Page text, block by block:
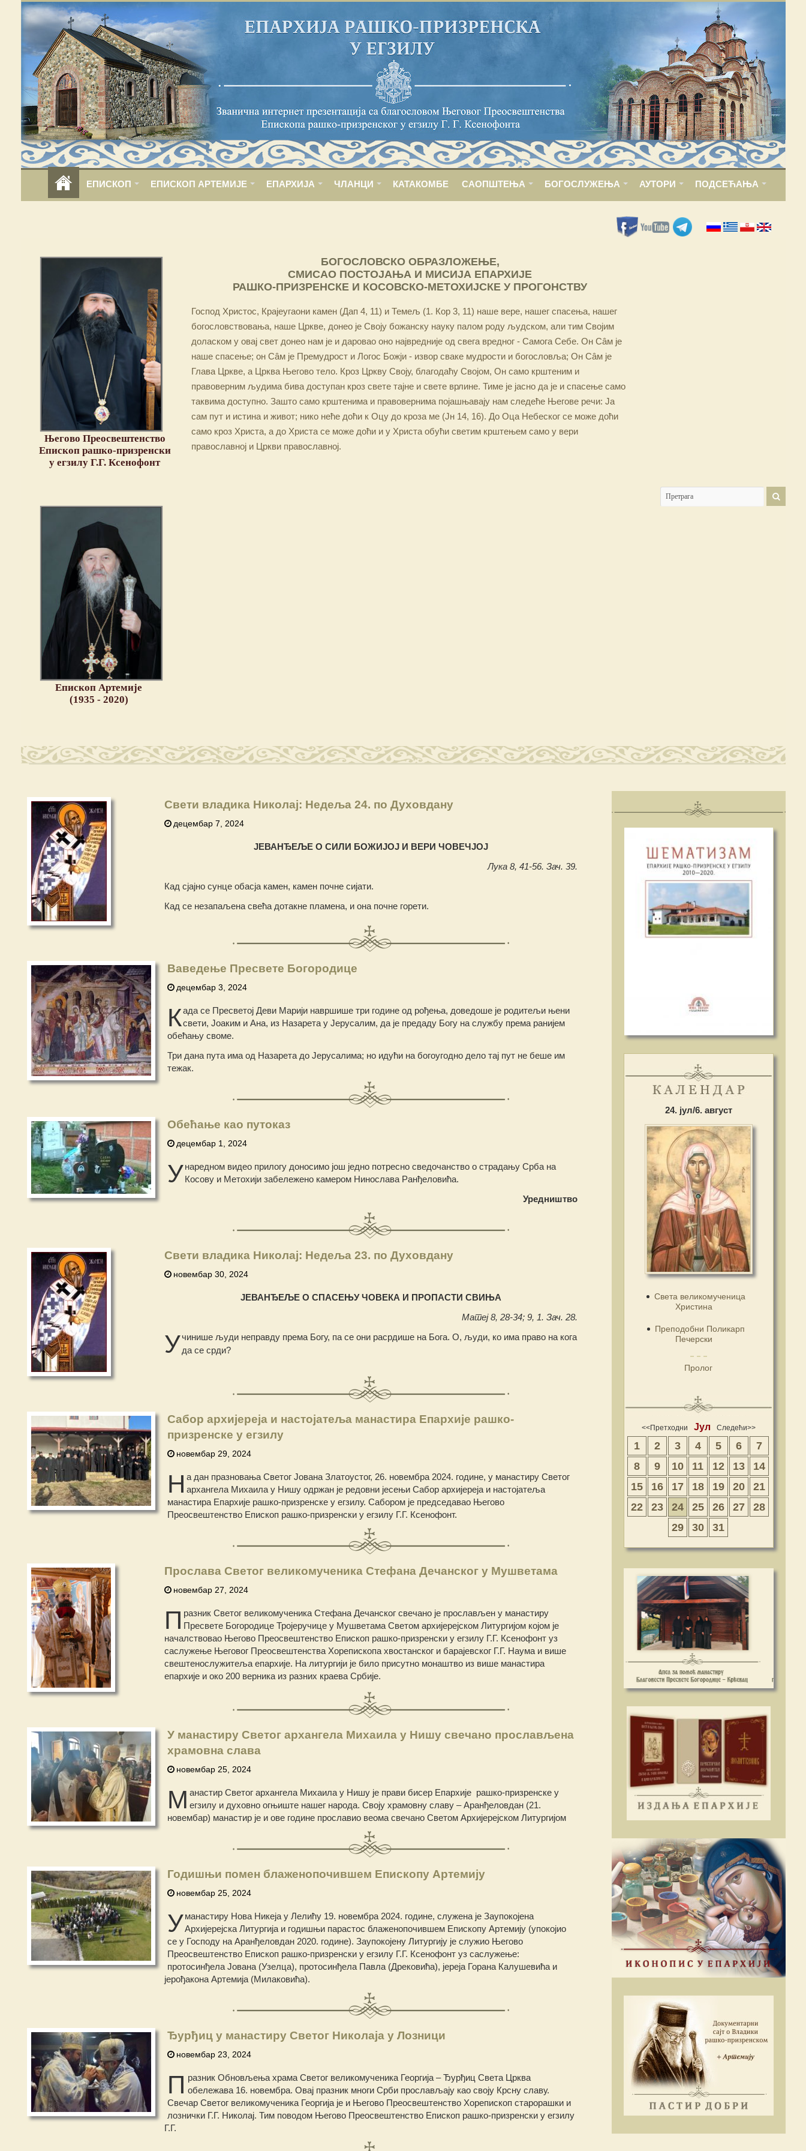
ЕПИСКОП ЕПИСКОП АРТЕМИЈЕ ЕПАРХИЈА ЧЛАНЦИ КАТАКОМБЕ САОПШТЕЊА БОГОСЛУЖЕЊА АУТОРИ ПОДСЕЋАЊА
Његово Преосвештенство
Епископ рашко-призренски
у егзилу Г.Г. Ксенофонт
БОГОСЛОВСКО ОБРАЗЛОЖЕЊЕ,
СМИСАО ПОСТОЈАЊА И МИСИЈА ЕПАРХИЈЕ
РАШКО-ПРИЗРЕНСКЕ И КОСОВСКО-МЕТОХИЈСКЕ У ПРОГОНСТВУ
Господ Христос, Крајеугаони камен (Дап 4, 11) и Темељ (1. Кор 3, 11) наше вере, нашег спасења, нашег
богословствовања, наше Цркве, донео је Своју божанску науку палом роду људском, али тим Својим
доласком у овај свет донео нам је и даровао оно највредније од свега вредног - Самога Себе. Он Сâм је
наше спасење; он Сâм је Премудрост и Логос Божји - извор сваке мудрости и богословља; Он Сâм је
Глава Цркве, а Црква Његово тело. Кроз Цркву Своју, благодаћу Својом, Он само крштеним и
правоверним људима бива доступан кроз свете тајне и свете врлине. Тиме је јасно да је и спасење само
таквима доступно. Зашто само крштенима и правовернима појашњавају нам следеће Његове речи: Ја
сам пут и истина и живот; нико неће доћи к Оцу до кроза ме (Јн 14, 16). До Оца Небеског се може доћи
само кроз Христа, а до Христа се може доћи и у Христа обући светим крштењем само у вери
православној и Цркви православној.
Епископ Артемије
(1935 - 2020)
Свети владика Николај: Недеља 24. по Духовдану
децембар 7, 2024
ЈЕВАНЂЕЉЕ О СИЛИ БОЖИЈОЈ И ВЕРИ ЧОВЕЧЈОЈ
Лука 8, 41-56. Зач. 39.
Кад сјајно сунце обасја камен, камен почне сијати.
Кад се незапаљена свећа дотакне пламена, и она почне горети.
Ваведење Пресвете Богородице
децембар 3, 2024
Када се Пресветој Деви Марији навршише три године од рођења, доведоше је родитељи њени
свети, Јоаким и Ана, из Назарета у Јерусалим, да је предаду Богу на службу према ранијем
обећању своме.
Три дана пута има од Назарета до Јерусалима; но идући на богоугодно дело тај пут не беше им
тежак.
Обећање као путоказ
децембар 1, 2024
У наредном видео прилогу доносимо још једно потресно сведочанство о страдању Срба на
Косову и Метохији забележено камером Нинослава Ранђеловића.
Уредништво
Свети владика Николај: Недеља 23. по Духовдану
новембар 30, 2024
ЈЕВАНЂЕЉЕ О СПАСЕЊУ ЧОВЕКА И ПРОПАСТИ СВИЊА
Матеј 8, 28-34; 9, 1. Зач. 28.
Учинише људи неправду према Богу, па се они расрдише на Бога. О, људи, ко има право на кога
да се срди?
Сабор архијереја и настојатеља манастира Епархије рашко-
призренске у егзилу
новембар 29, 2024
Н а дан празновања Светог Јована Златоустог, 26. новембра 2024. године, у манастиру Светог
архангела Михаила у Нишу одржан је редовни јесењи Сабор архијереја и настојатеља
манастира Епархије рашко-призренске у егзилу. Сабором је председавао Његово
Преосвештенство Епископ рашко-призренски у егзилу Г.Г. Ксенофонт.
Прослава Светог великомученика Стефана Дечанског у Мушветама
новембар 27, 2024
П разник Светог великомученика Стефана Дечанског свечано је прослављен у манастиру
Пресвете Богородице Тројеручице у Мушветама Светом архијерејском Литургијом којом је
началствовао Његово Преосвештенство Епископ рашко-призренски у егзилу Г.Г. Ксенофонт уз
саслужење Његовог Преосвештенства Хорепископа хвостанског и барајевског Г.Г. Наума и више
свештенослужитеља епархије. На литургији је било присутно монаштво из више манастира
епархије и око 200 верника из разних краева Србије.
У манастиру Светог архангела Михаила у Нишу свечано прослављена
храмовна слава
новембар 25, 2024
М анастир Светог архангела Михаила у Нишу је прави бисер Епархије рашко-призренске у
егзилу и духовно огњиште нашег народа. Своју храмовну славу – Аранђеловдан (21.
новембар) манастир је и ове године прославио веома свечано Светом Архијерејском Литургијом
Годишњи помен блаженопочившем Епископу Артемију
новембар 25, 2024
У манастиру Нова Никеја у Лелићу 19. новембра 2024. године, служена је Заупокојена
Архијерејска Литургија и годишњи парастос блаженопочившем Епископу Артемију (упокојио
се у Господу на Аранђеловдан 2020. године). Заупокојену Литургију је служио Његово
Преосвештенство Епископ рашко-призренски у егзилу Г.Г. Ксенофонт уз саслужење:
протосинђела Јована (Узелца), протосинђела Павла (Дрековића), јереја Горана Калушевића и
јерођакона Артемија (Милаковића).
Ђурђиц у манастиру Светог Николаја у Лозници
новембар 23, 2024
П разник Обновљења храма Светог великомученика Георгија – Ђурђиц Света Црква
обележава 16. новембра. Овај празник многи Срби прослављају као своју Крсну славу.
Свечар Светог великомученика Георгија је и Његово Преосвештенство Хорепископ старорашки и
лознички Г.Г. Николај. Тим поводом Његово Преосвештенство Епископ рашко-призренски у егзилу
Г.Г.
24. јул/6. август
Света великомученица
Христина
Преподобни Поликарп
Печерски
Пролог
<<Претходни Јул Следећи>>
1 2 3 4 5 6
7
8
9 10 11 12 13
14
15
16 17 18 19 20
21
22
23 24 25 26 27
28
29
30 31